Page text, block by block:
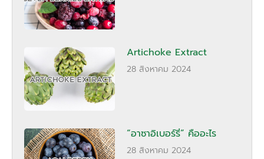
Artichoke Extract
28 สิงหาคม 2024
“อาซาอิเบอร์รี่” คืออะไร
28 สิงหาคม 2024